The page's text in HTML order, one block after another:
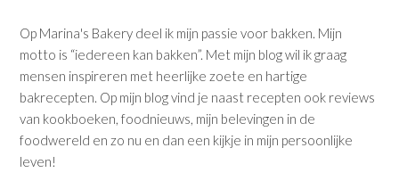
Op Marina's Bakery deel ik mijn passie voor bakken. Mijn
motto is “iedereen kan bakken”. Met mijn blog wil ik graag
mensen inspireren met heerlijke zoete en hartige
bakrecepten. Op mijn blog vind je naast recepten ook reviews
van kookboeken, foodnieuws, mijn belevingen in de
foodwereld en zo nu en dan een kijkje in mijn persoonlijke
leven!